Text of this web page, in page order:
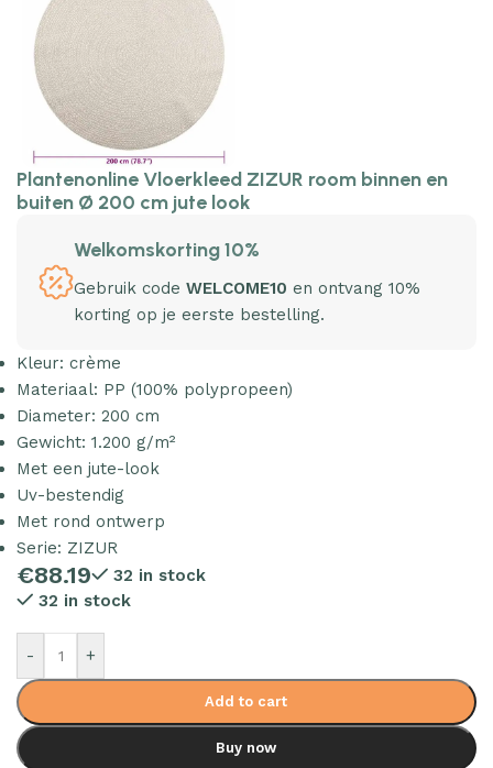
Plantenonline Vloerkleed ZIZUR room binnen en
buiten Ø 200 cm jute look
Welkomskorting 10%
Gebruik code WELCOME10 en ontvang 10%
korting op je eerste bestelling.
Kleur: crème
Materiaal: PP (100% polypropeen)
Diameter: 200 cm
Gewicht: 1.200 g/m²
Met een jute-look
Uv-bestendig
Met rond ontwerp
Serie: ZIZUR
€88.19
32 in stock
32 in stock
- +
Add to cart
Buy now